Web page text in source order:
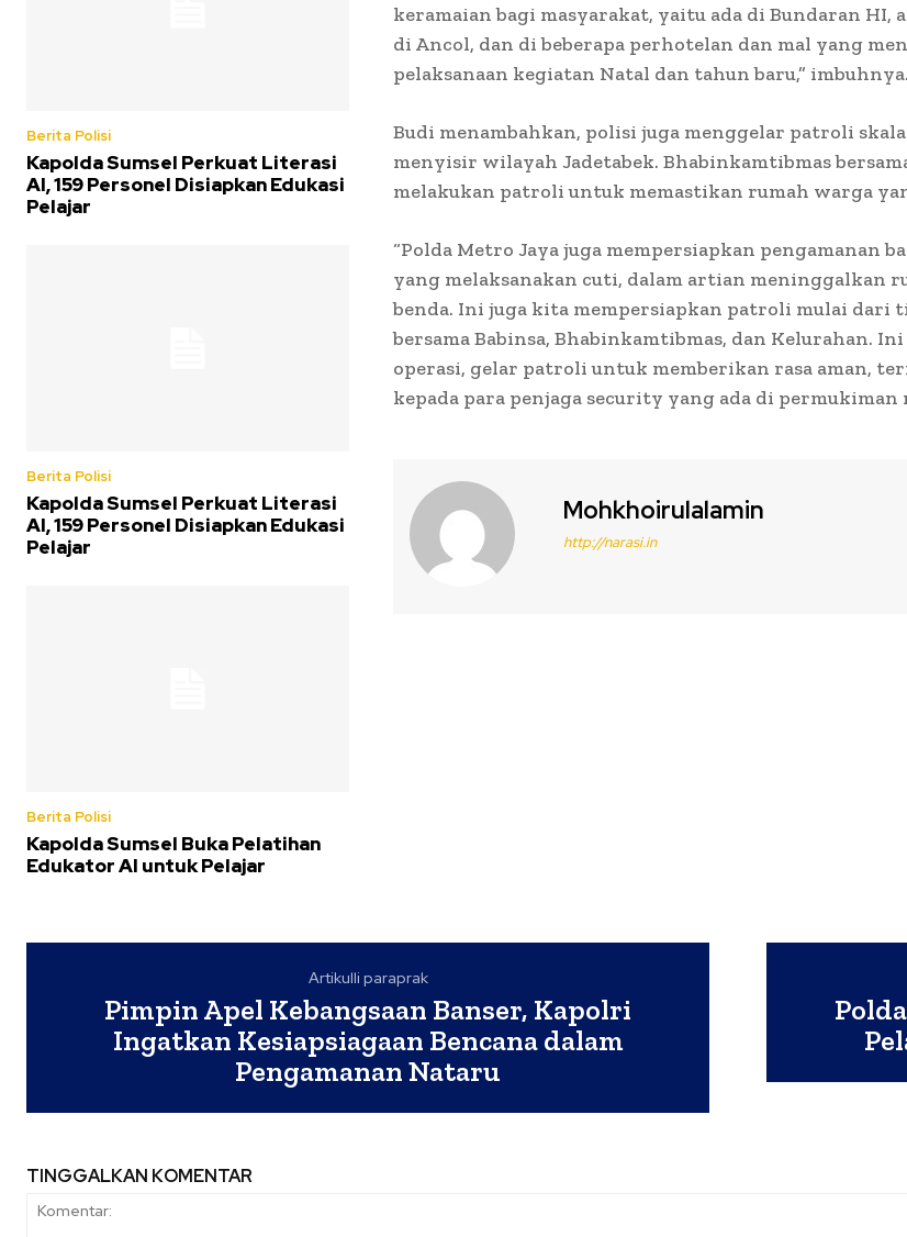
Berita Polisi
Kapolda Sumsel Perkuat Literasi
AI, 159 Personel Disiapkan Edukasi
Pelajar
Berita Polisi
Kapolda Sumsel Perkuat Literasi
AI, 159 Personel Disiapkan Edukasi
Pelajar
Berita Polisi
Kapolda Sumsel Buka Pelatihan
Edukator AI untuk Pelajar
keramaian bagi masyarakat, yaitu ada di Bundaran HI,
di Ancol, dan di beberapa perhotelan dan mal yang
pelaksanaan kegiatan Natal dan tahun baru,” imbuhnya.
Budi menambahkan, polisi juga menggelar patroli
menyisir wilayah Jadetabek. Bhabinkamtibmas
melakukan patroli untuk memastikan rumah warga
“Polda Metro Jaya juga mempersiapkan pengamanan
yang melaksanakan cuti, dalam artian meninggalkan
benda. Ini juga kita mempersiapkan patroli mulai dari
bersama Babinsa, Bhabinkamtibmas, dan Kelurahan.
operasi, gelar patroli untuk memberikan rasa aman,
kepada para penjaga security yang ada di permukiman
Mohkhoirulalamin
http://narasi.in
Artikulli paraprak
Pimpin Apel Kebangsaan Banser, Kapolri
Ingatkan Kesiapsiagaan Bencana dalam
Pengamanan Nataru
TINGGALKAN KOMENTAR